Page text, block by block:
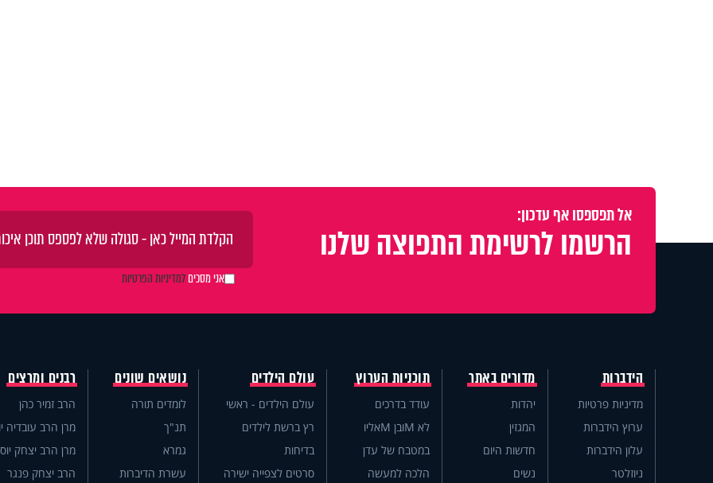
אל תפספסו אף עדכון:
הרשמו לרשימת התפוצה שלנו
אני מסכיםלמדיניות הפרטיות
הידברות
מדיניות פרטיות
ערוץ הידברות
עלון הידברות
ניוזלטר
מדורים באתר
יהדות
המגזין
חדשות היום
נשים
תוכניות הערוץ
עודד בדרכים
לא Mובן Mאליו
במטבח של עדן
הלכה למעשה
עולם הילדים
עולם הילדים - ראשי
רץ ברשת לילדים
בדיחות
סרטים לצפייה ישירה
נושאים שונים
לומדים תורה
תנ"ך
גמרא
עשרת הדיברות
רבנים ומרצים
הרב זמיר כהן
מרן הרב עובדיה
מרן הרב יצחק
הרב יצחק פנגר